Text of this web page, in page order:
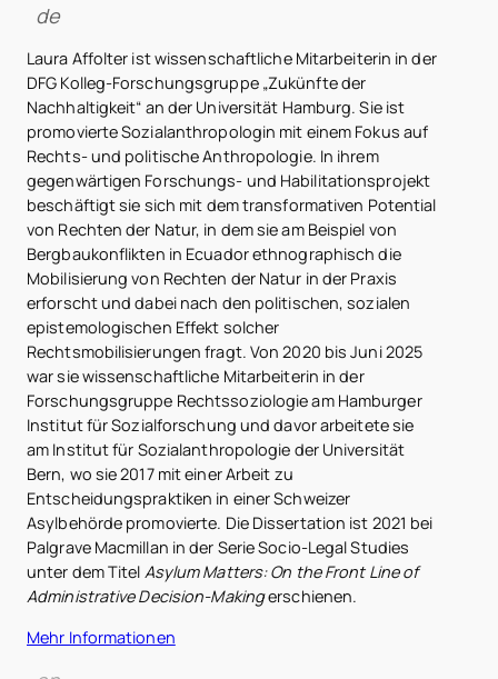
de
Laura Affolter ist wissenschaftliche Mitarbeiterin in der
DFG Kolleg-Forschungsgruppe „Zukünfte der
Nachhaltigkeit“ an der Universität Hamburg. Sie ist
promovierte Sozialanthropologin mit einem Fokus auf
Rechts- und politische Anthropologie. In ihrem
gegenwärtigen Forschungs- und Habilitationsprojekt
beschäftigt sie sich mit dem transformativen Potential
von Rechten der Natur, in dem sie am Beispiel von
Bergbaukonflikten in Ecuador ethnographisch die
Mobilisierung von Rechten der Natur in der Praxis
erforscht und dabei nach den politischen, sozialen
epistemologischen Effekt solcher
Rechtsmobilisierungen fragt. Von 2020 bis Juni 2025
war sie wissenschaftliche Mitarbeiterin in der
Forschungsgruppe Rechtssoziologie am Hamburger
Institut für Sozialforschung und davor arbeitete sie
am Institut für Sozialanthropologie der Universität
Bern, wo sie 2017 mit einer Arbeit zu
Entscheidungspraktiken in einer Schweizer
Asylbehörde promovierte. Die Dissertation ist 2021 bei
Palgrave Macmillan in der Serie Socio-Legal Studies
unter dem Titel Asylum Matters: On the Front Line of
Administrative Decision-Makingerschienen.
Mehr Informationen